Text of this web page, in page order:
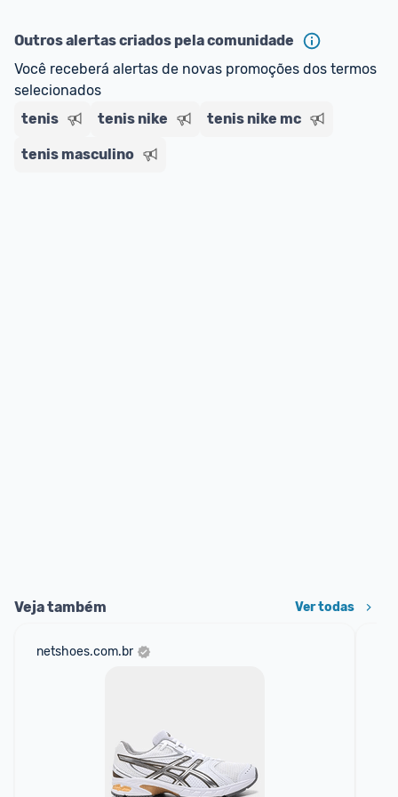
E lembre-se: você sempre pode contar ajuda da
comunidade para tirar dúvidas ou acionar os
nossos Admins marcando
comentário ou através do
Fale com o Promobit.
Outros alertas criados pela comunidade
Você receberá alertas de novas promoções dos termos
selecionados
tenis
tenis nike tenis nike mc
tenis masculino
Veja também Ver todas
netshoes.com.br